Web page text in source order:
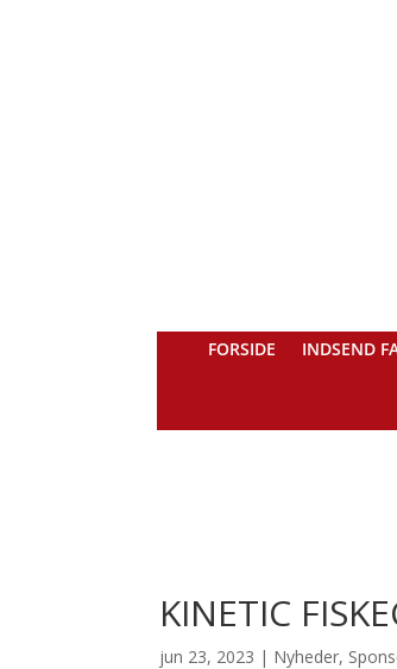
FORSIDE INDSEND
KINETIC
jun 23, 2023 | Nyheder,